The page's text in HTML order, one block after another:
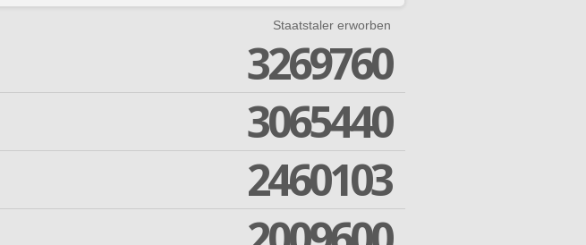
Staatstaler erworben
3269760
3065440
2460103